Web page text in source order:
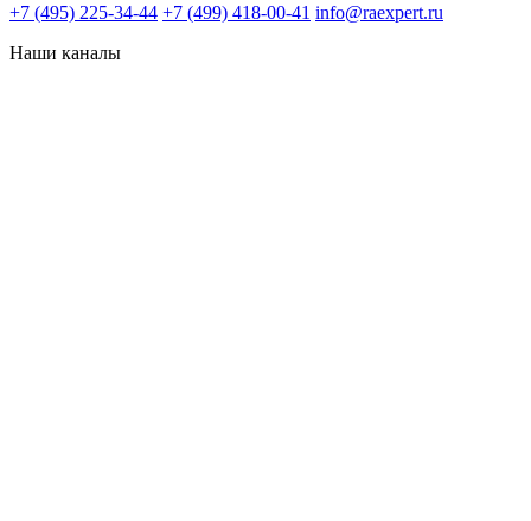
+7 (495) 225-34-44 +7 (499) 418-00-41 info@raexpert.ru
Наши каналы